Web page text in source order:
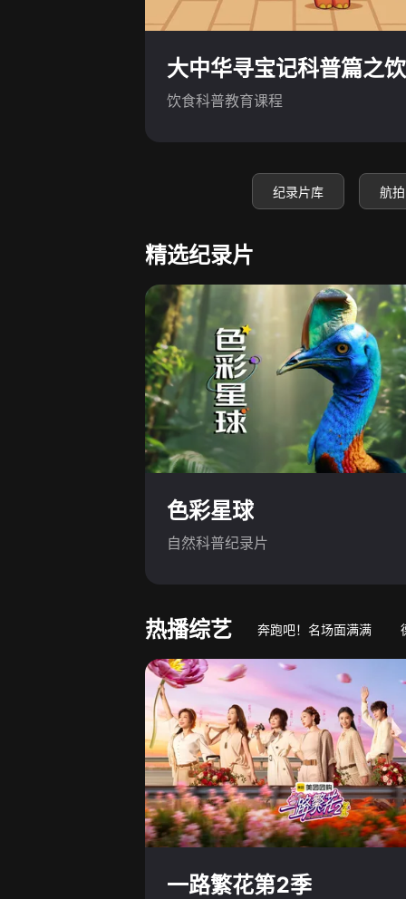
饮食科普教育课程
纪录片库 航
精选纪录片
色彩星球
自然科普纪录片
热播综艺 奔跑吧！名场面满满
一路繁花第2季